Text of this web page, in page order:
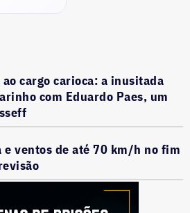
cargo carioca: a inusitada
com Eduardo Paes, um
e ventos de até 70 km/h no fim